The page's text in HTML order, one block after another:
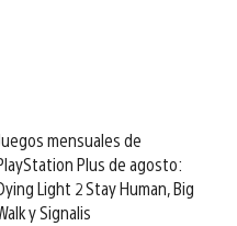
mensuales de
Plus de agosto:
Light 2 Stay Human, Big
y Signalis